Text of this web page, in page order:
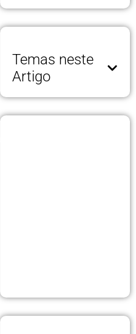
Temas neste
Artigo